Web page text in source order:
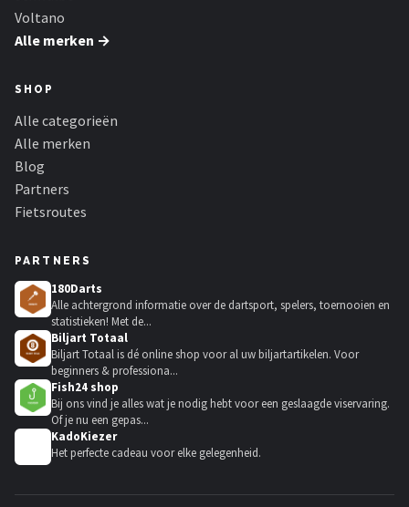
Voltano
Alle merken →
SHOP
Alle categorieën
Alle merken
Blog
Partners
Fietsroutes
PARTNERS
180Darts
Alle achtergrond informatie over de dartsport, spelers, toernooien en
statistieken! Met de...
Biljart Totaal
Biljart Totaal is dé online shop voor al uw biljartartikelen. Voor
beginners & professiona...
Fish24 shop
Bij ons vind je alles wat je nodig hebt voor een geslaagde viservaring.
Of je nu een gepas...
KadoKiezer
Het perfecte cadeau voor elke gelegenheid.